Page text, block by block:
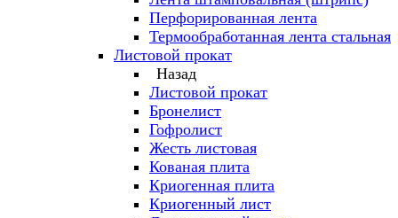
Перфорированная лента
Термообработанная лента стальная
Листовой прокат
Назад
Листовой прокат
Бронелист
Гофролист
Жесть листовая
Кованая плита
Криогенная плита
Криогенный лист